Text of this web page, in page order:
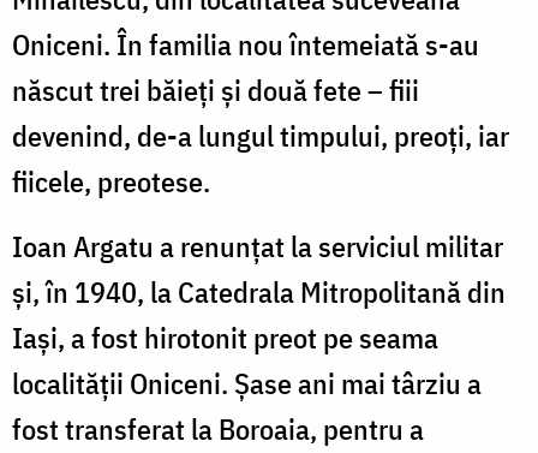
Oniceni. În familia nou întemeiată s-au
născut trei băieți și două fete – fiii
devenind, de-a lungul timpului, preoți, iar
fiicele, preotese.
Ioan Argatu a renunțat la serviciul militar
și, în 1940, la Catedrala Mitropolitană din
Iași, a fost hirotonit preot pe seama
localității Oniceni. Șase ani mai târziu a
fost transferat la Boroaia, pentru a